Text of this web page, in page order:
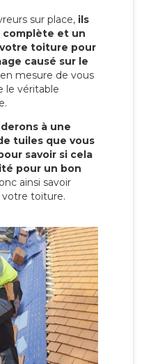
sur place, ils
et un
toiture pour
causé sur le
mesure de vous
le véritable
à une
tuiles que vous
savoir si cela
pour un bon
ainsi savoir
votre toiture.